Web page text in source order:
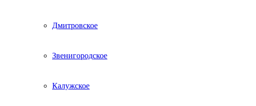
Дмитровское
Звенигородское
Калужское